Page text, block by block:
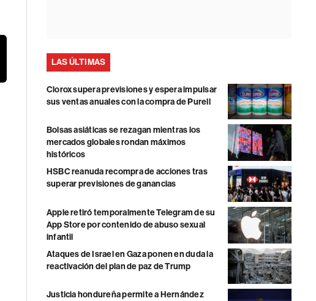
LAS ÚLTIMAS
Clorox supera previsiones y espera impulsar
sus ventas anuales con la compra de Purell
Bolsas asiáticas se rezagan mientras los
mercados globales rondan máximos
históricos
HSBC reanuda recompra de acciones tras
superar previsiones de ganancias
Apple retiró temporalmente Telegram de su
App Store por contenido de abuso sexual
infantil
Ataques de Israel en Gaza ponen en duda la
reactivación del plan de paz de Trump
Justicia hondureña permite a Hernández